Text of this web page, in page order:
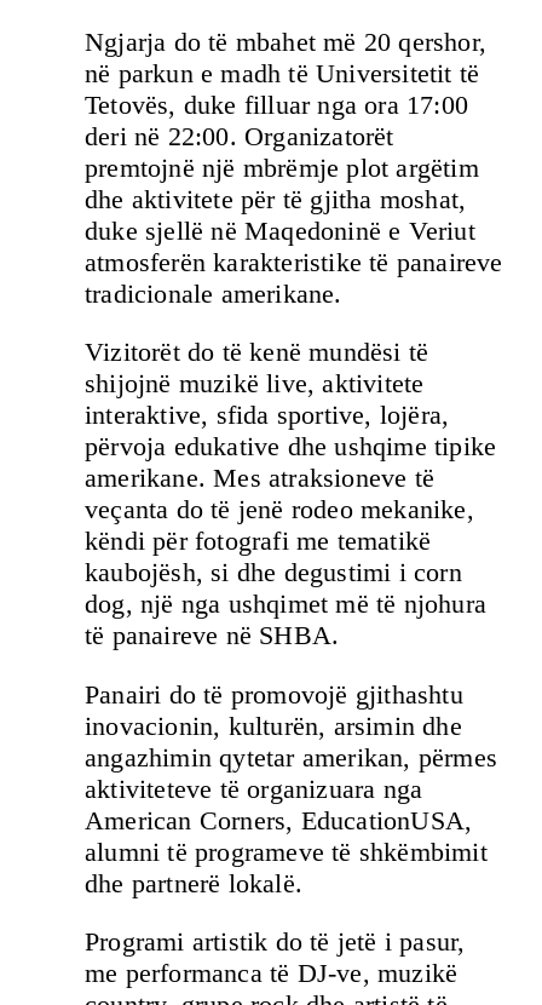
Ngjarja do të mbahet më 20 qershor,
në parkun e madh të Universitetit të
Tetovës, duke filluar nga ora 17:00
deri në 22:00. Organizatorët
premtojnë një mbrëmje plot argëtim
dhe aktivitete për të gjitha moshat,
duke sjellë në Maqedoninë e Veriut
atmosferën karakteristike të panaireve
tradicionale amerikane.
Vizitorët do të kenë mundësi të
shijojnë muzikë live, aktivitete
interaktive, sfida sportive, lojëra,
përvoja edukative dhe ushqime tipike
amerikane. Mes atraksioneve të
veçanta do të jenë rodeo mekanike,
këndi për fotografi me tematikë
kaubojësh, si dhe degustimi i corn
dog, një nga ushqimet më të njohura
të panaireve në SHBA.
Panairi do të promovojë gjithashtu
inovacionin, kulturën, arsimin dhe
angazhimin qytetar amerikan, përmes
aktiviteteve të organizuara nga
American Corners, EducationUSA,
alumni të programeve të shkëmbimit
dhe partnerë lokalë.
Programi artistik do të jetë i pasur,
me performanca të DJ-ve, muzikë